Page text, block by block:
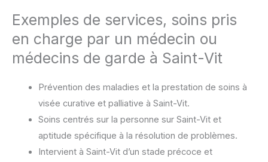
Exemples de services, soins pris
en charge par un médecin ou
médecins de garde à Saint-Vit
Prévention des maladies et la prestation de soins à
visée curative et palliative à Saint-Vit.
Soins centrés sur la personne sur Saint-Vit et
aptitude spécifique à la résolution de problèmes.
Intervient à Saint-Vit d’un stade précoce et